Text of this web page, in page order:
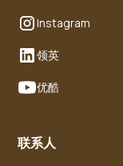
Instagram
领英
优酷
联系人